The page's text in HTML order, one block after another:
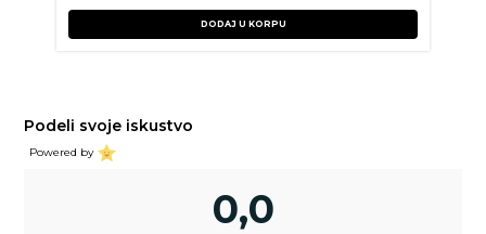
DODAJ U KORPU
Podeli svoje iskustvo
Powered by
0,0